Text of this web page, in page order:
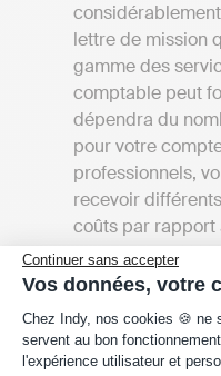
Continuer sans accepter
Vos données, votre
Plateforme de
Chez Indy, nos cookies 🍪 ne
servent au bon
l'expérience utilisateur et
lettre de mission
gamme des
comptable peut
dépendra du
pour votre
professionnels,
recevoir
coûts par rapport
donnera
différentes
Les tarifs: Les
comptables